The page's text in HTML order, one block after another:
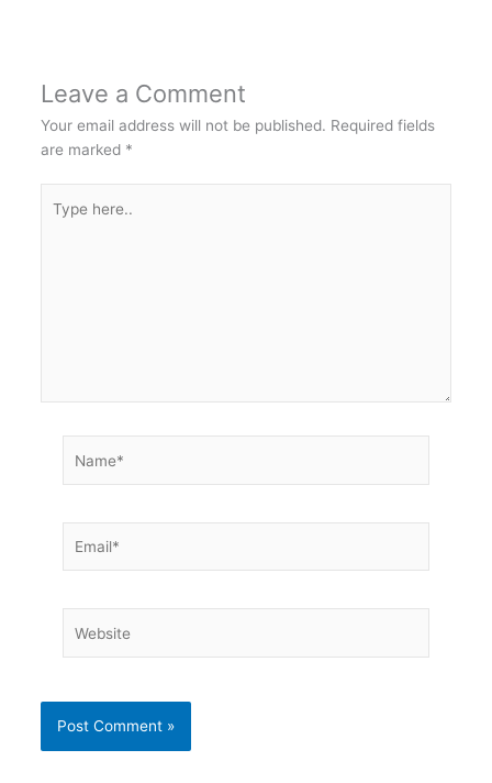
Leave a Comment
Your email address will not be published. Required fields
are marked *
here..